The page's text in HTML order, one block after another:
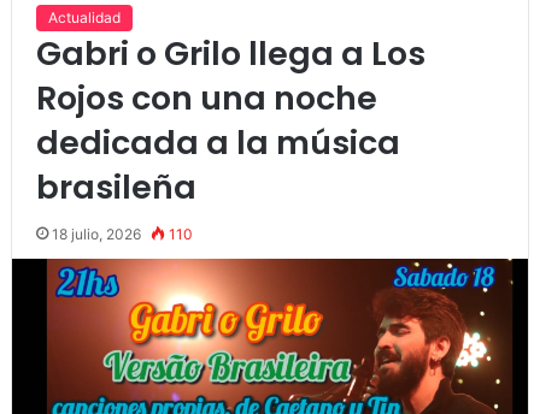
Actualidad
Gabri o Grilo llega a Los
Rojos con una noche
dedicada a la música
brasileña
18 julio, 2026 110